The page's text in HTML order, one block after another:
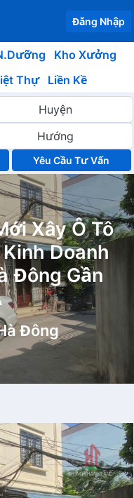
Đăng Nhập
Kho Xưởng
Thự Liền Kề
Yêu Cầu Tư Vấn
Xây Ô Tô
Doanh
Đông Gần
Đông